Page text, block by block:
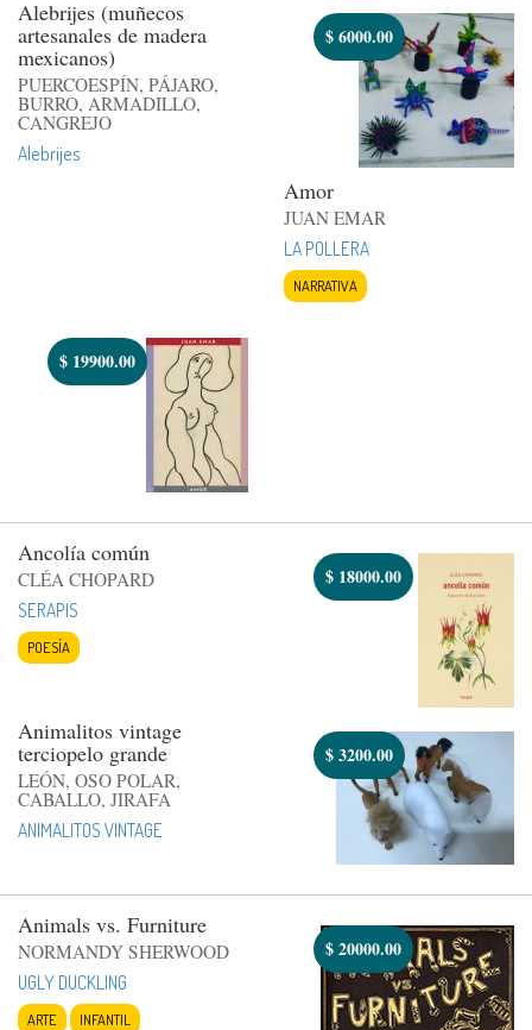
Alebrijes (muñecos
artesanales de madera
mexicanos)
PUERCOESPÍN, PÁJARO,
BURRO, ARMADILLO,
CANGREJO
Alebrijes
$6000.00
Amor
JUAN EMAR
LA POLLERA
NARRATIVA
$ 19900.00
Ancolía común
CLÉA CHOPARD
SERAPIS
POESÍA
$ 18000.00
Animalitos vintage
terciopelo grande
LEÓN, OSO POLAR,
CABALLO, JIRAFA
ANIMALITOS VINTAGE
$3200.00
Animals vs. Furniture
NORMANDY SHERWOOD
UGLY DUCKLING
ARTE INFANTIL
$20000.00